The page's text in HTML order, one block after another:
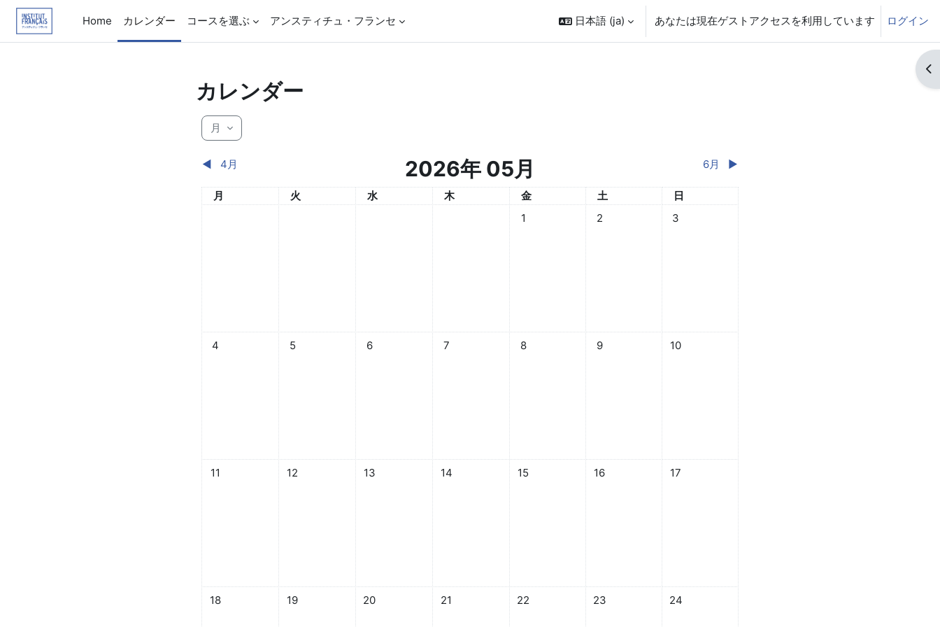
メインコンテンツへスキップする
Home
カレンダー コースを選ぶ アンスティチュ・フランセ 日本語 ‎(ja)‎ あなたは現在ゲストアクセスを利用しています ログイン
ブ
カレンダー
月
◀︎ 4月 2026年 05月 6月 ▶︎
月曜日
月 火曜日
火 水曜日
水 木曜日
木 金曜日
金 土曜日
土 日曜日
日
イベントなし 2026年 05月 1日
1 イベントなし 2026年 05月 2日
2 イベントなし 2026年 05月 3日
3
イベントなし 2026年 05月 4日
4 イベントなし 2026年 05月 5日
5 イベントなし 2026年 05月 6日
6 イベントなし 2026年 05月 7日
7 イベントなし 2026年 05月 8日
8 イベントなし 2026年 05月 9日
9 イベントなし 2026年 05月 10日
10
イベントなし 2026年 05月 11日
11 イベントなし 2026年 05月 12日
12 イベントなし 2026年 05月 13日
13 イベントなし 2026年 05月 14日
14 イベントなし 2026年 05月 15日
15 イベントなし 2026年 05月 16日
16 イベントなし 2026年 05月 17日
17
イベントなし 2026年 05月 18日
18 イベントなし 2026年 05月 19日
19 イベントなし 2026年 05月 20日
20 イベントなし 2026年 05月 21日
21 イベントなし 2026年 05月 22日
22 イベントなし 2026年 05月 23日
23 イベントなし 2026年 05月 24日
24